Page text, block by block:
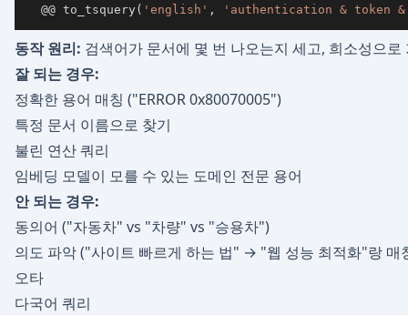
  @@ to_tsquery
( 'english' , 'authentication & token
동작 원리: 검색어가 문서에 몇 번 나오는지 세고, 희소성으
잘 되는 경우:
정확한 용어 매칭 ("ERROR 0x80070005")
특정 문서 이름으로 찾기
불린 연산 쿼리
임베딩 모델이 모를 수 있는 도메인 전문 용어
안 되는 경우:
동의어 ("자동차" vs "차량" vs "승용차")
의도 파악 ("사이트 빠르게 하는 법" → "웹 성능 최적화"랑 매
오타
다국어 쿼리